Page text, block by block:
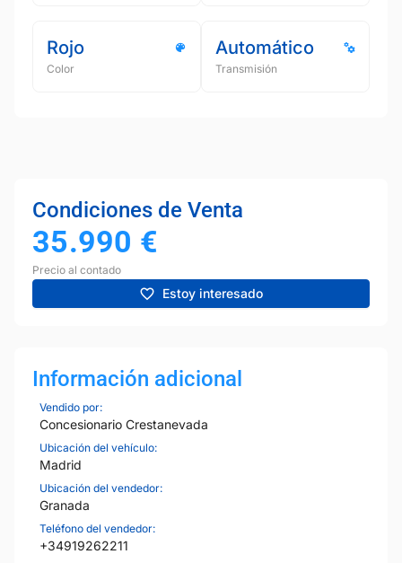
Rojo
Color
Automático
Transmisión
Condiciones de Venta
35.990 €
Precio al contado
Estoy interesado
Información adicional
Vendido por:
Concesionario Crestanevada
Ubicación del vehículo:
Madrid
Ubicación del vendedor:
Granada
Teléfono del vendedor:
+34919262211